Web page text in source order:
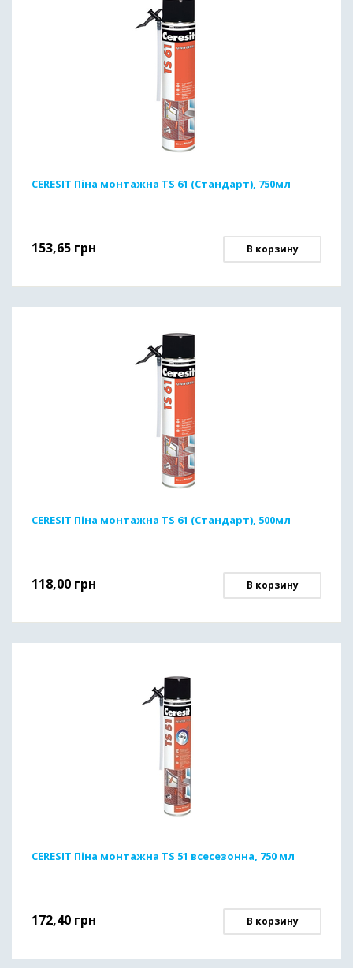
CERESIT Піна монтажна TS 61 (Стандарт), 750мл
153,65 грн В корзину
CERESIT Піна монтажна TS 61 (Стандарт), 500мл
118,00 грн В корзину
CERESIT Піна монтажна TS 51 всесезонна, 750 мл
172,40 грн В корзину